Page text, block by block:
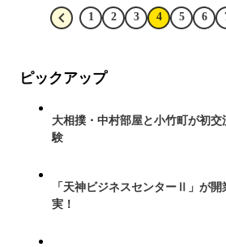
1 2 3 4 5 6
ピックアップ
大相撲・中村部屋と小竹町が初
験
「天神ビジネスセンターⅡ」が
実！